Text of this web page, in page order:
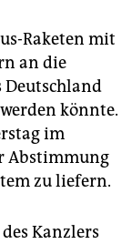
Raketen mit
an die
Deutschland
könnte.
im
Abstimmung
zu liefern.
Kanzlers